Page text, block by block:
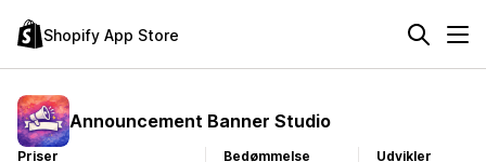
Shopify App Store
Announcement Banner Studio
Priser
Bedømmelse
Udvikler